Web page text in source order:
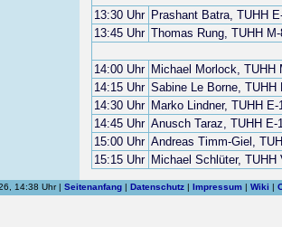
13:30 Uhr Prashant Batra, TUHH
13:45 Uhr Thomas Rung, TUHH
14:00 Uhr Michael Morlock, TUHH
14:15 Uhr Sabine Le Borne, TUHH
14:30 Uhr Marko Lindner, TUHH E-
14:45 Uhr Anusch Taraz, TUHH E-
15:00 Uhr Andreas Timm-Giel,
15:15 Uhr Michael Schlüter, TUHH
14:38 Uhr |Seitenanfang |Datenschutz |Impressum |Wiki |